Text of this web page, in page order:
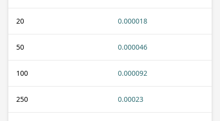
20 0.000018
50 0.000046
100 0.000092
250 0.00023